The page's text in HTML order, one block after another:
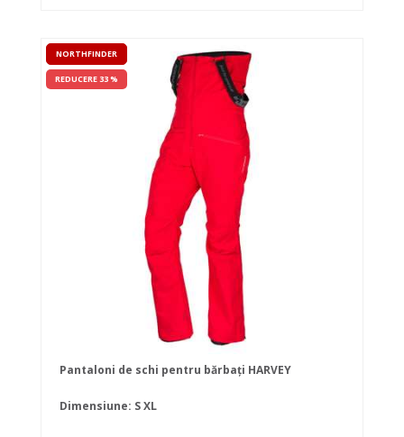
NORTHFINDER
REDUCERE 33 %
Pantaloni de schi pentru bărbați HARVEY
Dimensiune: SXL